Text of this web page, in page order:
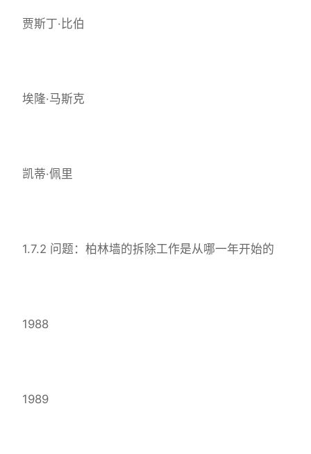
贾斯丁·比伯
埃隆·马斯克
凯蒂·佩里
1.7.2 问题：柏林墙的拆除工作是从哪一年开始的
1988
1989